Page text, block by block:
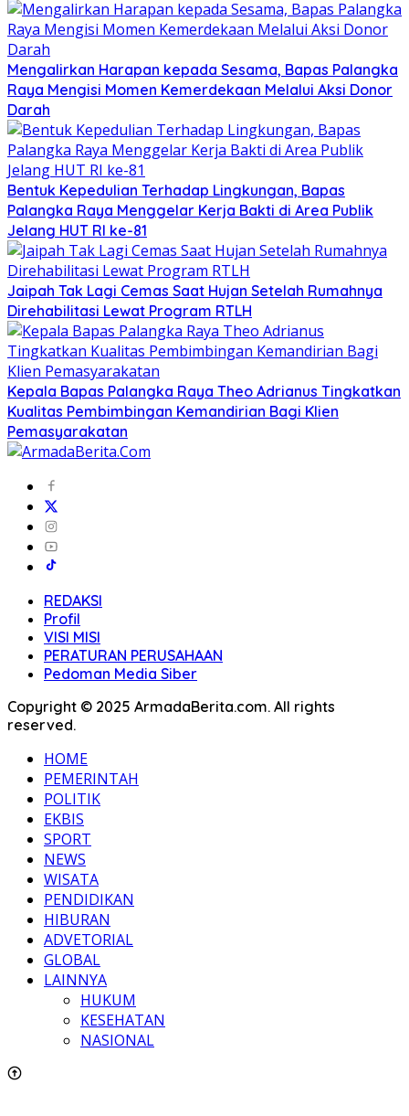
Mengalirkan Harapan kepada Sesama, Bapas Palangka
Raya Mengisi Momen Kemerdekaan Melalui Aksi Donor
Darah
Bentuk Kepedulian Terhadap Lingkungan, Bapas
Palangka Raya Menggelar Kerja Bakti di Area Publik
Jelang HUT RI ke-81
Jaipah Tak Lagi Cemas Saat Hujan Setelah Rumahnya
Direhabilitasi Lewat Program RTLH
Kepala Bapas Palangka Raya Theo Adrianus Tingkatkan
Kualitas Pembimbingan Kemandirian Bagi Klien
Pemasyarakatan
REDAKSI
Profil
VISI MISI
PERATURAN PERUSAHAAN
Pedoman Media Siber
Copyright © 2025 ArmadaBerita.com. All rights
reserved.
HOME
PEMERINTAH
POLITIK
EKBIS
SPORT
NEWS
WISATA
PENDIDIKAN
HIBURAN
ADVETORIAL
GLOBAL
LAINNYA
HUKUM
KESEHATAN
NASIONAL